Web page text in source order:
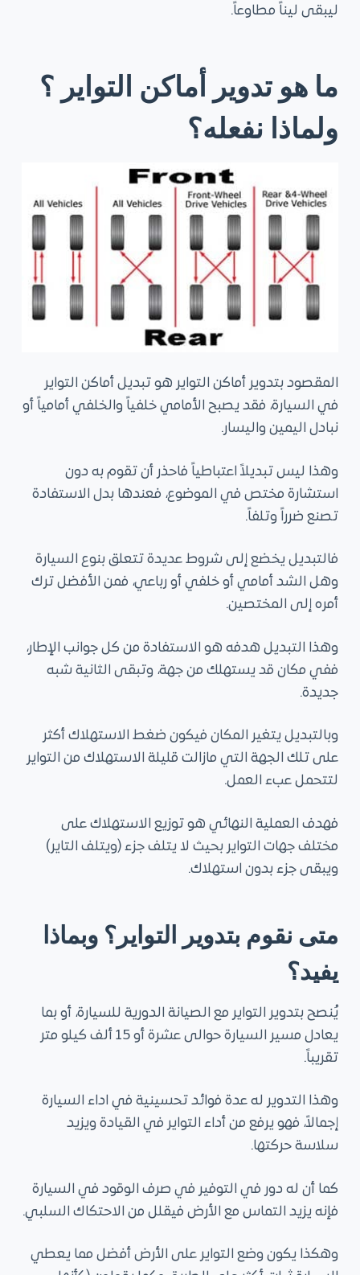
ليبقى ليناً مطاوعاً.
ما هو تدوير أماكن التواير ؟
ولماذا نفعله؟
المقصود بتدوير أماكن التواير هو تبديل أماكن التواير
في السيارة، فقد يصبح الأمامي خلفياً والخلفي أمامياً أو
نبادل اليمين واليسار.
وهذا ليس تبديلاً اعتباطياً فاحذر أن تقوم به دون
استشارة مختص في الموضوع، فعندها بدل الاستفادة
تصنع ضرراً وتلفاً.
فالتبديل يخضع إلى شروط عديدة تتعلق بنوع السيارة
وهل الشد أمامي أو خلفي أو رباعي، فمن الأفضل ترك
أمره إلى المختصين.
وهذا التبديل هدفه هو الاستفادة من كل جوانب الإطار،
ففي مكان قد يستهلك من جهة، وتبقى الثانية شبه
جديدة.
وبالتبديل يتغير المكان فيكون ضغط الاستهلاك أكثر
على تلك الجهة التي مازالت قليلة الاستهلاك من التواير
لتتحمل عبء العمل.
فهدف العملية النهائي هو توزيع الاستهلاك على
مختلف جهات التواير بحيث لا يتلف جزء (ويتلف التاير)
ويبقى جزء بدون استهلاك.
متى نقوم بتدوير التواير؟ وبماذا
يفيد؟
يُنصح بتدوير التواير مع الصيانة الدورية للسيارة، أو بما
يعادل مسير السيارة حوالى عشرة أو 15 ألف كيلو متر
تقريباً.
وهذا التدوير له عدة فوائد تحسينية في اداء السيارة
إجمالاً، فهو يرفع من أداء التواير في القيادة ويزيد
سلاسة حركتها.
كما أن له دور في التوفير في صرف الوقود في السيارة
فإنه يزيد التماس مع الأرض فيقلل من الاحتكاك السلبي.
وهكذا يكون وضع التواير على الأرض أفضل مما يعطي